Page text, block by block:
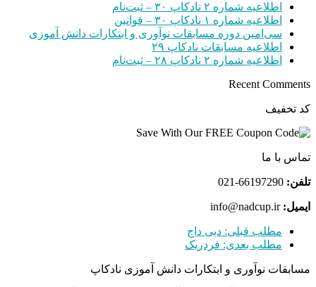
اطلاعیه شماره ۲ نادکاپ ۳۰ – ثبت‌نام
اطلاعیه شماره ۱ نادکاپ ۳۰ – قوانین
سی‌امین دوره مسابقات نوآوری و ابتکارات دانش آموزی
اطلاعیه مسابقات نادکاپ ۲۹
اطلاعیه شماره ۲ نادکاپ ۲۸ – ثبت‌نام
Recent Comments
کد تخفیف
تماس با ما
تلفن:
ایمیل: info@nadcup.ir
مطلب قبلی: دبی داج
مطلب بعدی: فردریک
مسابقات نوآوری و ابتکارات دانش آموزی نادکاپ